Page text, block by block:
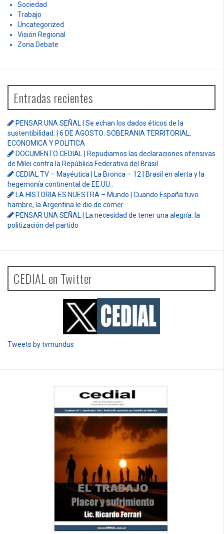
Sociedad
Trabajo
Uncategorized
Visión Regional
Zona Debate
Entradas recientes
PENSAR UNA SEÑAL | Se echan los dados éticos de la
sustentibilidad. | 6 DE AGOSTO: SOBERANIA TERRITORIAL,
ECONOMICA Y POLITICA
DOCUMENTO CEDIAL | Repudiamos las declaraciones ofensivas
de Milei contra la República Federativa del Brasil.
CEDIAL TV – Mayéutica | La Bronca – 12 | Brasil en alerta y la
hegemonía continental de EE.UU..
LA HISTORIA ES NUESTRA – Mundo | Cuando España tuvo
hambre, la Argentina le dio de comer.
PENSAR UNA SEÑAL | La necesidad de tener una alegría: la
politización del partido
CEDIAL en Twitter
Tweets by tvmundus